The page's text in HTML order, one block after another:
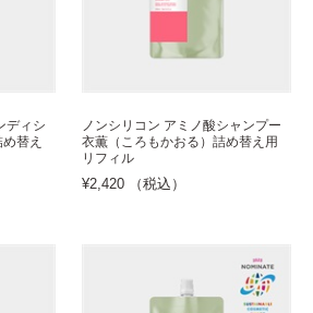
ディシ
替え
ノンシリコン アミノ酸シャンプー
衣薫（ころもかおる）詰め替え用
リフィル
¥2,420 （税込）